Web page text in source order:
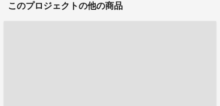
このプロジェクトの他の商品